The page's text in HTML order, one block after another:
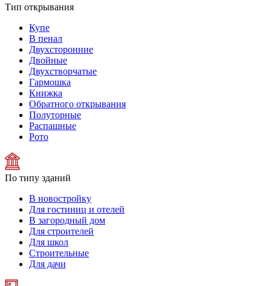
Тип открывания
Купе
В пенал
Двухсторонние
Двойные
Двухстворчатые
Гармошка
Книжка
Обратного открывания
Полуторные
Распашные
Рото
По типу зданий
В новостройку
Для гостиниц и отелей
В загородный дом
Для строителей
Для школ
Строительные
Для дачи